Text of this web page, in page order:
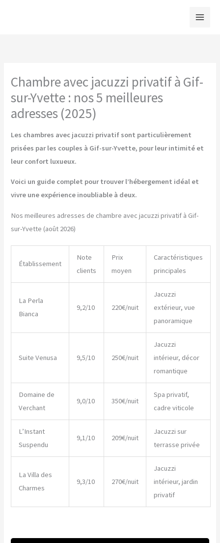
Chambre avec jacuzzi privatif à Gif-
sur-Yvette : nos 5 meilleures
adresses (2025)
Les chambres avec jacuzzi privatif sont particulièrement
prisées par les couples à Gif-sur-Yvette, pour leur intimité et
leur confort luxueux.
Voici un guide complet pour trouver l’hébergement idéal et
vivre une expérience inoubliable à deux.
Nos meilleures adresses de chambre avec jacuzzi privatif à Gif-
sur-Yvette (août 2026)
Établissement
Note
clients
Prix
moyen
Caractéristiques
principales
La Perla
Bianca
9,2/10 220€/nuit
Jacuzzi
extérieur, vue
panoramique
Suite Venusa 9,5/10 250€/nuit
Jacuzzi
intérieur, décor
romantique
Domaine de
Verchant
9,0/10 350€/nuit
Spa privatif,
cadre viticole
L’Instant
Suspendu
9,1/10 209€/nuit
Jacuzzi sur
terrasse privée
La Villa des
Charmes
9,3/10 270€/nuit
Jacuzzi
intérieur, jardin
privatif